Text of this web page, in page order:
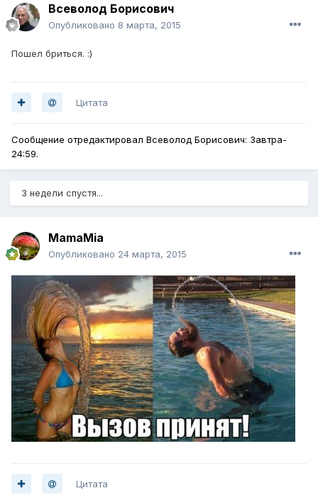
Всеволод Борисович
Опубликовано 8 марта, 2015
Пошел бриться. :)
Цитата
Сообщение отредактировал Всеволод Борисович: Завтра-
24:59.
3 недели спустя...
MamaMia
Опубликовано 24 марта, 2015
Цитата